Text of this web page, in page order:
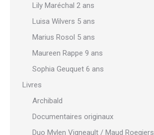
Lily Maréchal 2 ans
Luisa Wilvers 5 ans
Marius Rosol 5 ans
Maureen Rappe 9 ans
Sophia Geuquet 6 ans
Livres
Archibald
Documentaires originaux
Duo Mylen Vigneault / Maud Roegiers